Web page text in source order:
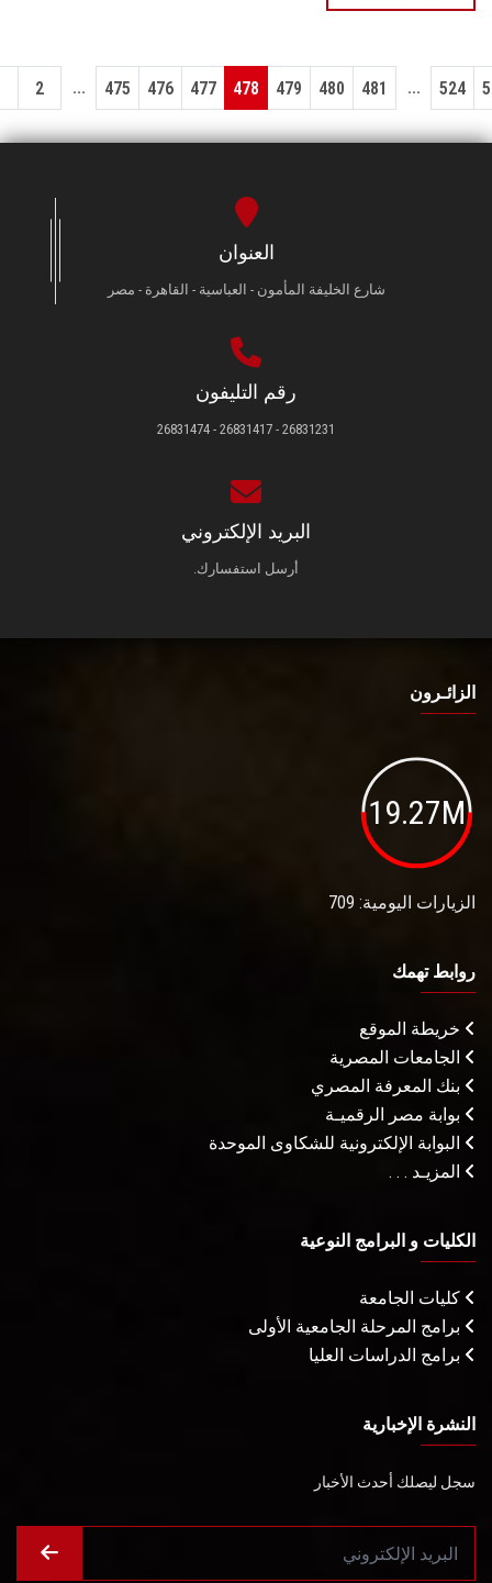
2 ... 475 476 477 478 479 480 481 ... 524
العنوان
شارع الخليفة المأمون - العباسية - القاهرة - مصر
رقم التليفون
26831231 - 26831417 - 26831474
البريد الإلكتروني
أرسل استفسارك.
الزائـرون
19.27M
الزيارات اليومية: 709
روابط تهمك
خريطة الموقع
الجامعات المصرية
بنك المعرفة المصري
بوابة مصر الرقميـة
البوابة الإلكترونية للشكاوى الموحدة
المزيـد . . .
الكليات و البرامج النوعية
كليات الجامعة
برامج المرحلة الجامعية الأولى
برامج الدراسات العليا
النشرة الإخبارية
سجل ليصلك أحدث الأخبار